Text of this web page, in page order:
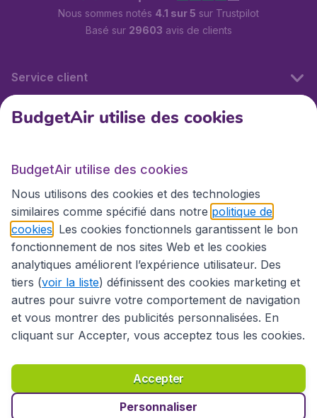
Nous sommes notés 4.1 sur 5 sur Trustpilot
Basé sur 29603 avis de clients
Service client
BudgetAir.fr
Sites internationaux
Déclaration d’accessibilité
Conditions générales
Déclaration de confidentialité
Droits d’auteur © 2026
BudgetAir utilise des cookies
BudgetAir utilise des cookies
Nous utilisons des cookies et des technologies
similaires comme spécifié dans notre politique de
cookies . Les cookies fonctionnels garantissent le bon
fonctionnement de nos sites Web et les cookies
analytiques améliorent l’expérience utilisateur. Des
tiers (voir la liste) définissent des cookies marketing et
autres pour suivre votre comportement de navigation
et vous montrer des publicités personnalisées. En
cliquant sur Accepter, vous acceptez tous les cookies.
Accepter
Personnaliser